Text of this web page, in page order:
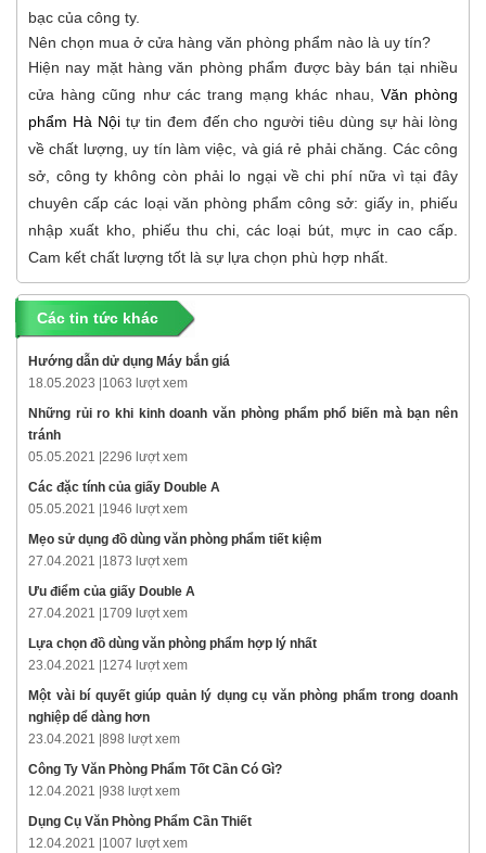
bạc của công ty.
Nên chọn mua ở cửa hàng văn phòng phẩm nào là uy tín?
Hiện nay mặt hàng văn phòng phẩm được bày bán tại nhiều
cửa hàng cũng như các trang mạng khác nhau, Văn phòng
phẩm Hà Nộitự tin đem đến cho người tiêu dùng sự hài lòng
về chất lượng, uy tín làm việc, và giá rẻ phải chăng. Các công
sở, công ty không còn phải lo ngại về chi phí nữa vì tại đây
chuyên cấp các loại văn phòng phẩm công sở: giấy in, phiếu
nhập xuất kho, phiếu thu chi, các loại bút, mực in cao cấp.
Cam kết chất lượng tốt là sự lựa chọn phù hợp nhất.
Các tin tức khác
Hướng dẫn dử dụng Máy bắn giá
18.05.2023 | 1063 lượt xem
Những rủi ro khi kinh doanh văn phòng phẩm phổ biến mà bạn nên
tránh
05.05.2021 | 2296 lượt xem
Các đặc tính của giấy Double A
05.05.2021 | 1946 lượt xem
Mẹo sử dụng đồ dùng văn phòng phẩm tiết kiệm
27.04.2021 | 1873 lượt xem
Ưu điểm của giấy Double A
27.04.2021 | 1709 lượt xem
Lựa chọn đồ dùng văn phòng phẩm hợp lý nhất
23.04.2021 | 1274 lượt xem
Một vài bí quyết giúp quản lý dụng cụ văn phòng phẩm trong doanh
nghiệp dể dàng hơn
23.04.2021 | 898 lượt xem
Công Ty Văn Phòng Phẩm Tốt Cần Có Gì?
12.04.2021 | 938 lượt xem
Dụng Cụ Văn Phòng Phẩm Cần Thiết
12.04.2021 | 1007 lượt xem